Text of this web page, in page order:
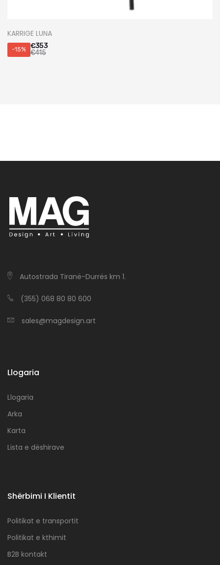
KARRIGE LUNA
-15% €353
€415
Autostrada Tiranë-Durrës km 1.
(355) 068 80 80 600
sales@magdesign.art
Llogaria
Llogaria
Arka
Karta
Lista e dëshirave
Shërbimi I Klientit
Politikat e transportit
Politikat e kthimit
B2B kontakt